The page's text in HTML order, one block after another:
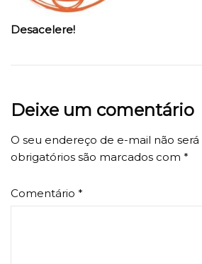
Desacelere!
Deixe um comentário
O seu endereço de e-mail não
obrigatórios são marcados com *
Comentário *